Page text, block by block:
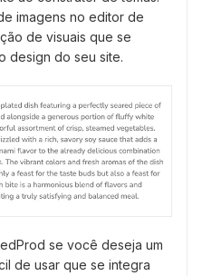
imagens no editor de
de visuais que se
design do seu site.
se você deseja um
de usar que se integra